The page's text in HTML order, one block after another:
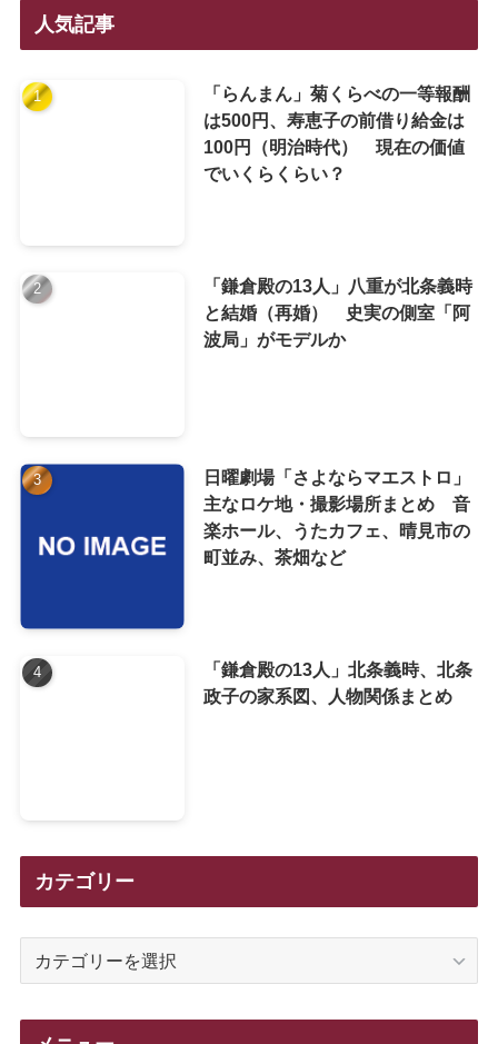
人気記事
「らんまん」菊くらべの一等報酬
は500円、寿恵子の前借り給金は
100円（明治時代） 現在の価値
でいくらくらい？
「鎌倉殿の13人」八重が北条義時
と結婚（再婚） 史実の側室「阿
波局」がモデルか
日曜劇場「さよならマエストロ」
主なロケ地・撮影場所まとめ 音
楽ホール、うたカフェ、晴見市の
町並み、茶畑など
「鎌倉殿の13人」北条義時、北条
政子の家系図、人物関係まとめ
カテゴリー